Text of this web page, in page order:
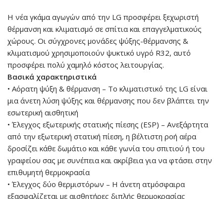
Η νέα γκάμα αγωγών από την LG προσφέρει ξεχωριστή
θέρμανση και κλιματισμό σε σπίτια και επαγγελματικούς
χώρους. Οι σύγχρονες μονάδες ψύξης-θέρμανσης &
κλιματισμού χρησιμοποιούν ψυκτικό υγρό R32, αυτό
προσφέρει πολύ χαμηλό κόστος λειτουργίας.
Βασικά χαρακτηριστικά
• Αόρατη ψύξη & θέρμανση – Το κλιματιστικό της LG είναι
μια άνετη λύση ψύξης και θέρμανσης που δεν βλάπτει την
εσωτερική αισθητική
• Έλεγχος εξωτερικής στατικής πίεσης (ESP) – Ανεξάρτητα
από την εξωτερική στατική πίεση, η βέλτιστη ροή αέρα
δροσίζει κάθε δωμάτιο και κάθε γωνία του σπιτιού ή του
γραφείου σας με συνέπεια και ακρίβεια για να φτάσει στην
επιθυμητή θερμοκρασία
• Έλεγχος δύο θερμιστόρων – Η άνετη ατμόσφαιρα
εξασφαλίζεται με αισθητήρες διπλής θερμοκρασίας